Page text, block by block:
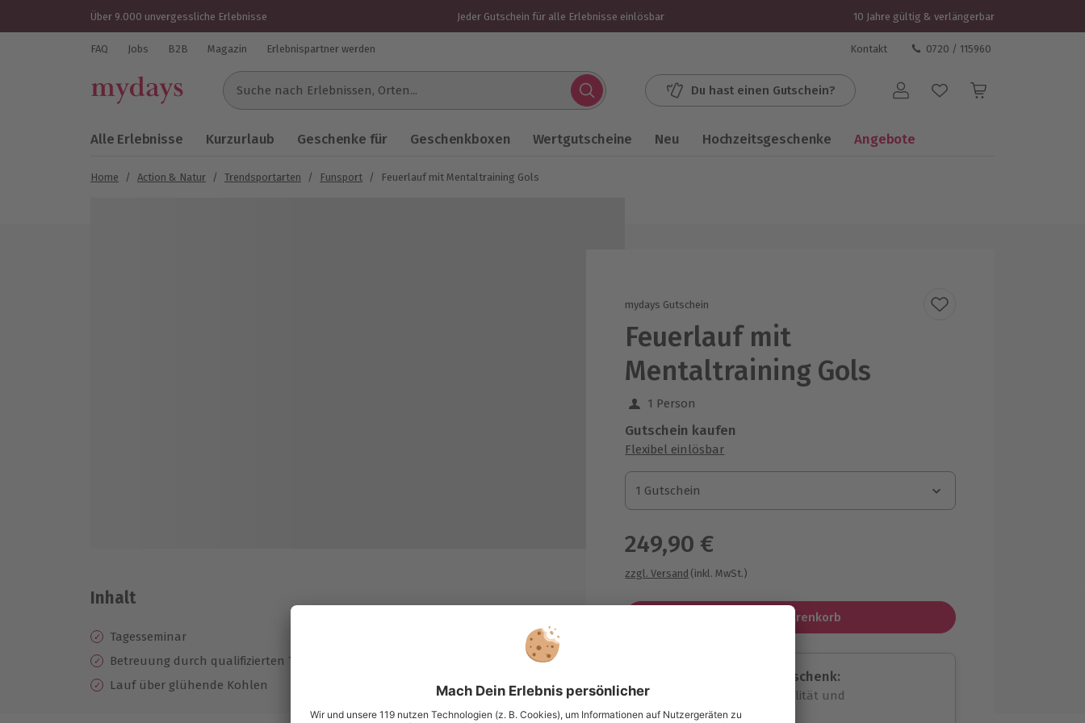
Über 9.000 unvergessliche Erlebnisse Jeder Gutschein für alle Erlebnisse einlösbar 10 Jahre gültig & verlängerbar
FAQ Jobs B2B Magazin Erlebnispartner werden Kontakt 0720 / 115960
Suche nach Erlebnissen...
Du hast einen Gutschein? Benutzerkonto
Alle Erlebnisse Kurzurlaub Geschenke für Geschenkboxen Wertgutscheine Neu Hochzeitsgeschenke Angebote
Home / Action & Natur / Trendsportarten / Funsport / Feuerlauf mit Mentaltraining Gols
mydays Gutschein
Feuerlauf mit
Mentaltraining Gols
1 Person
Gutschein kaufen
Flexibel einlösbar
1 Gutschein
1 Gutschein
1 Gutschein
249,90 €
zzgl. Versand (inkl. MwSt.)
In den Warenkorb
Immer das passende Geschenk:
Große Auswahl, volle Flexibilität und
maximale Sicherheit
Inhalt
Tagesseminar
Betreuung durch qualifizierten Trainer
Lauf über glühende Kohlen